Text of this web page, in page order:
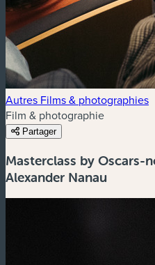
Autres Films & photographies
Film & photographie
Partager
Masterclass by Oscars-
Alexander Nanau